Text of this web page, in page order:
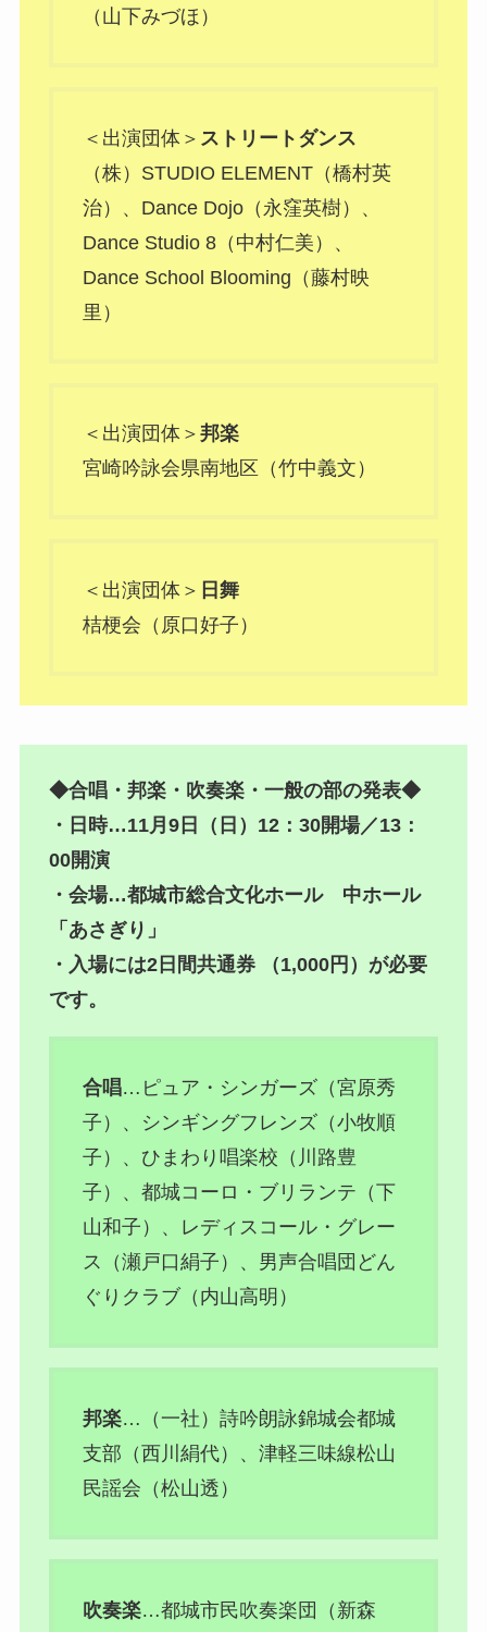
（山下みづほ）
＜出演団体＞ ストリートダンス
（株）STUDIO ELEMENT（橋村英
治）、Dance Dojo（永窪英樹）、
Dance Studio 8（中村仁美）、
Dance School Blooming（藤村映
里）
＜出演団体＞ 邦楽
宮崎吟詠会県南地区（竹中義文）
＜出演団体＞ 日舞
桔梗会（原口好子）
◆合唱・邦楽・吹奏楽・一般の部の発表◆
・日時…11月9日（日）12：30開場／13：
00開演
・会場…都城市総合文化ホール 中ホール
「あさぎり」
・入場には2日間共通券 （1,000円）が必要
です。
合唱…ピュア・シンガーズ（宮原秀
子）、シンギングフレンズ（小牧順
子）、ひまわり唱楽校（川路豊
子）、都城コーロ・ブリランテ（下
山和子）、レディスコール・グレー
ス（瀬戸口絹子）、男声合唱団どん
ぐりクラブ（内山高明）
邦楽…（一社）詩吟朗詠錦城会都城
支部（西川絹代）、津軽三味線松山
民謡会（松山透）
吹奏楽…都城市民吹奏楽団（新森